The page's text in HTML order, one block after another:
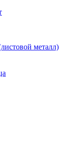
металл)